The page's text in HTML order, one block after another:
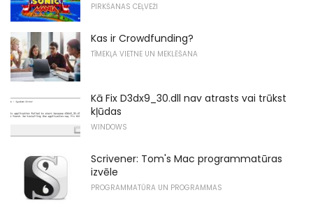
PIRKŠANAS CEĻVEŽI
Kas ir Crowdfunding?
TĪMEKĻA VIETNE UN MEKLĒŠANA
Kā Fix D3dx9_30.dll nav atrasts vai trūkst
kļūdas
WINDOWS
Scrivener: Tom's Mac programmatūras
izvēle
PROGRAMMATŪRA UN PROGRAMMAS